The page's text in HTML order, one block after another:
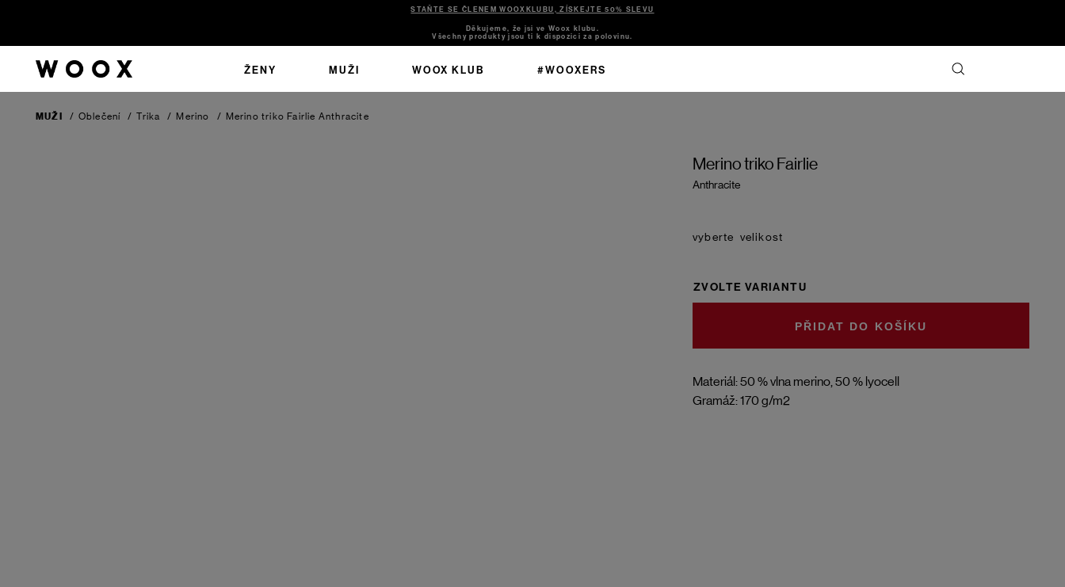
STAŇTE SE ČLENEM WOOXKLUBU, ZÍSKEJTE 50% SLEVU
Děkujeme, že jsi ve Woox klubu.
Všechny produkty jsou ti k dispozici za polovinu.
ŽENY MUŽI WOOX KLUB #WOOXERS
MUŽI / Oblečení / Trika / Merino / Merino triko Fairlie Anthracite
Merino triko Fairlie
Anthracite
Materiál: 50 % vlna merino, 50 % lyocell
Gramáž: 170 g/m2
velikost
ZVOLTE VARIANTU
DO KOŠÍKU